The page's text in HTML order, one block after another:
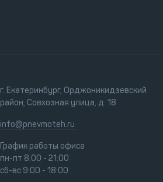
г. Екатеринбург, Орджоникидзевский
район, Совхозная улица, д. 18
info@pnevmoteh.ru
График работы офиса
пн-пт 8:00 - 21:00
сб-вс 9:00 - 18:00